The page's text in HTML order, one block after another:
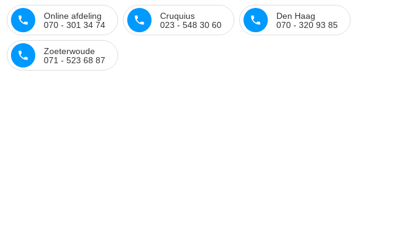
Online afdeling
070 - 301 34 74
Cruquius
023 - 548 30 60
Den Haag
070 - 320 93 85
Zoeterwoude
071 - 523 68 87